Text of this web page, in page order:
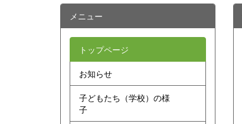
メニュー
トップページ
お知らせ
子どもたち（学校）の様
子